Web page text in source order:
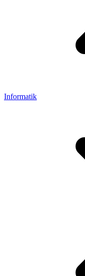
Informatik